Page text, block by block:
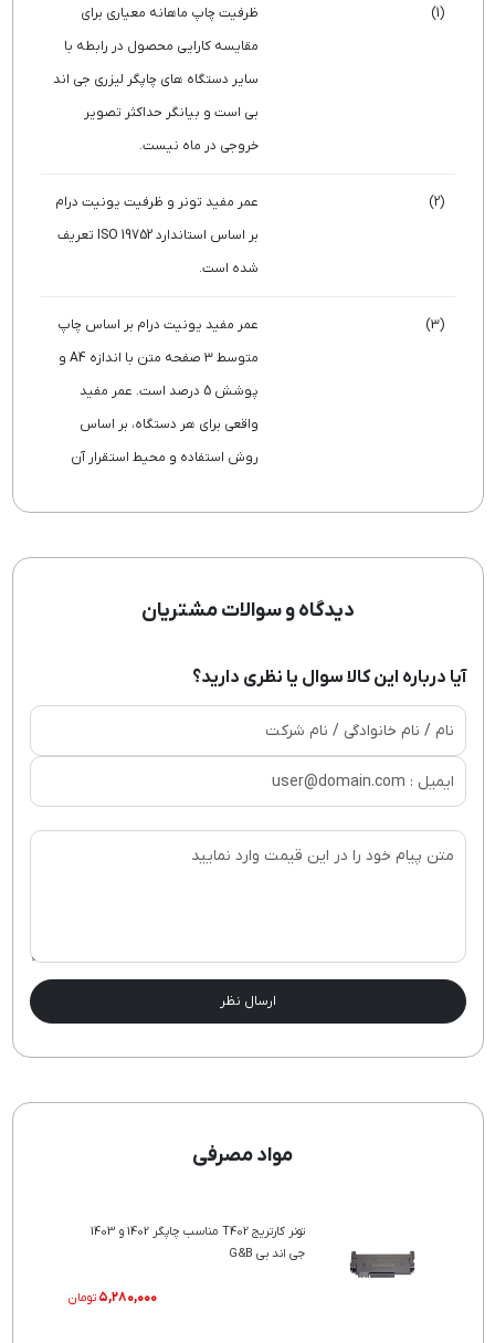
(1)
ظرفیت چاپ ماهانه معیاری برای
مقایسه کارایی محصول در رابطه با
سایر دستگاه های چاپگر لیزری جی اند
بی است و بیانگر حداکثر تصویر
خروجی در ماه نیست.
(2)
عمر مفید تونر و ظرفیت یونیت درام
بر اساس استاندارد ISO 19752 تعریف
شده است.
(3)
عمر مفید یونیت درام بر اساس چاپ
متوسط 3 صفحه متن با اندازه A4 و
پوشش 5 درصد است. عمر مفید
واقعی برای هر دستگاه، بر اساس
روش استفاده و محیط استقرار آن
دیدگاه و سوالات مشتریان
آیا درباره این کالا سوال یا نظری دارید؟
ارسال نظر
مواد مصرفی
تونر کارتریج T402 مناسب چاپگر 1402 و 1403
جی اند بی G&B
۵,۲۸۰,۰۰۰ تومان